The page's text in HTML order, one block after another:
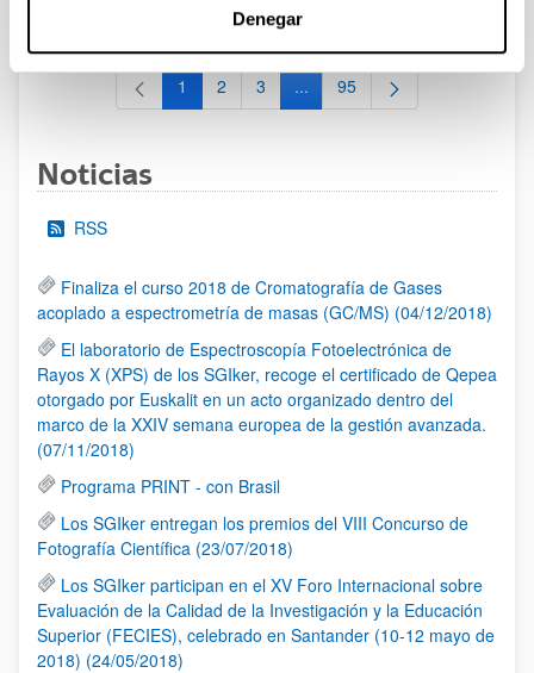
Denegar
al 30/07/2026 (ambos incluídos)
Página
1 Página
2 Página
3 ...Páginas intermedias Use TAB
Página
95
Noticias
RSS
Finaliza el curso 2018 de Cromatografía de Gases
acoplado a espectrometría de masas (GC/MS) (04/12/2018)
El laboratorio de Espectroscopía Fotoelectrónica de
Rayos X (XPS) de los SGIker, recoge el certificado de Qepea
otorgado por Euskalit en un acto organizado dentro del
marco de la XXIV semana europea de la gestión avanzada.
(07/11/2018)
Programa PRINT - con Brasil
Los SGIker entregan los premios del VIII Concurso de
Fotografía Científica (23/07/2018)
Los SGIker participan en el XV Foro Internacional sobre
Evaluación de la Calidad de la Investigación y la Educación
Superior (FECIES), celebrado en Santander (10-12 mayo de
2018) (24/05/2018)